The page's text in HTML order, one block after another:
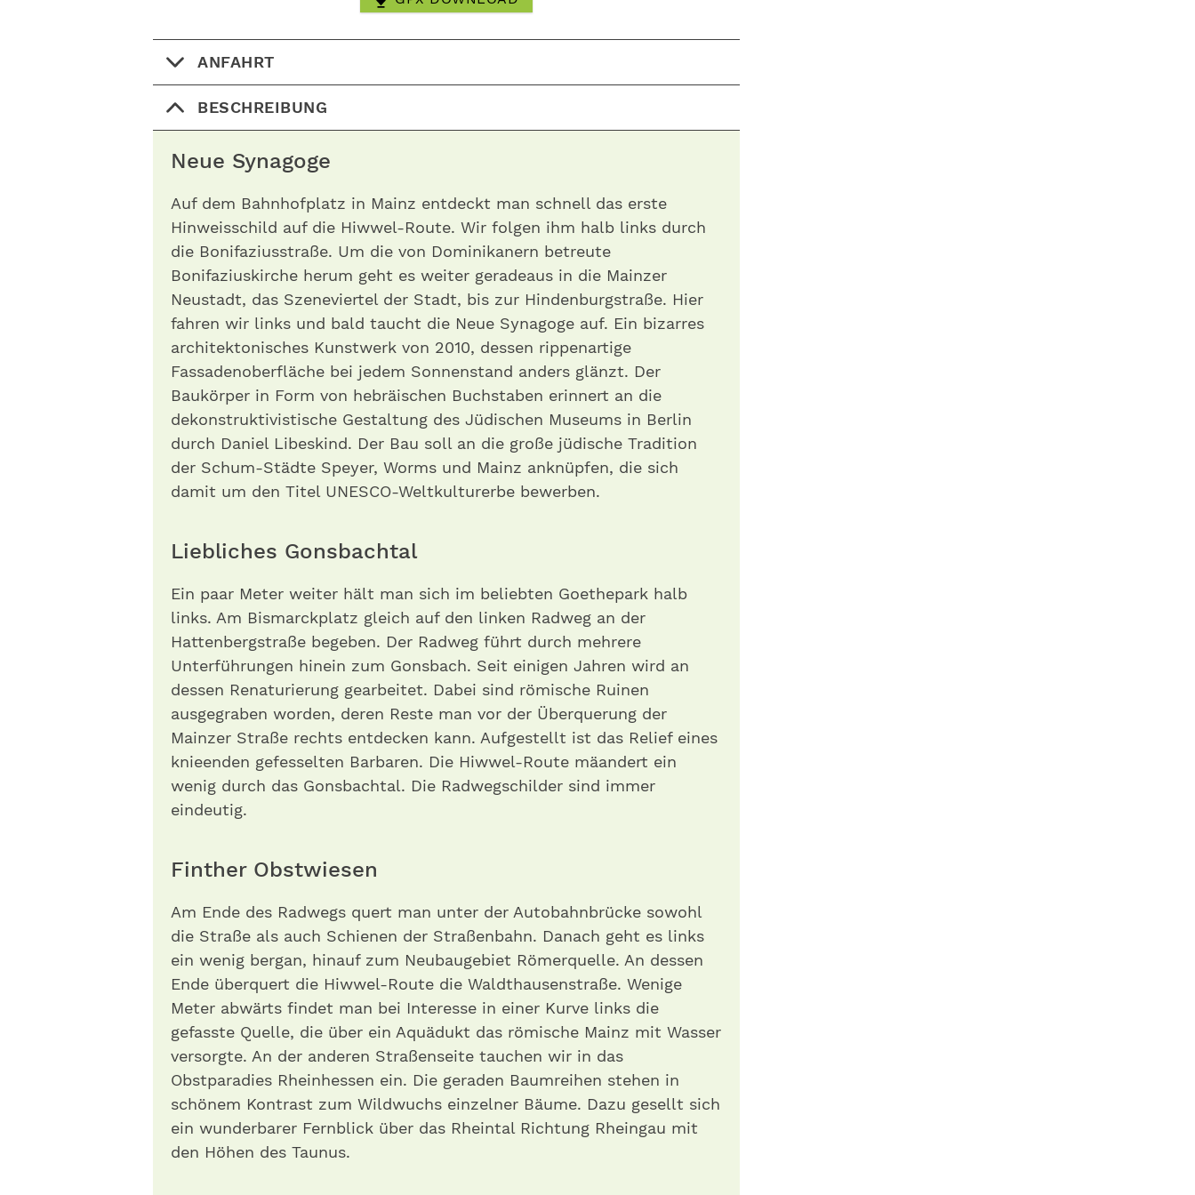
ANFAHRT
BESCHREIBUNG
Neue Synagoge
Auf dem Bahnhofplatz in Mainz entdeckt man schnell das erste
Hinweisschild auf die Hiwwel-Route. Wir folgen ihm halb links durch
die Bonifaziusstraße. Um die von Dominikanern betreute
Bonifaziuskirche herum geht es weiter geradeaus in die Mainzer
Neustadt, das Szeneviertel der Stadt, bis zur Hindenburgstraße. Hier
fahren wir links und bald taucht die Neue Synagoge auf. Ein bizarres
architektonisches Kunstwerk von 2010, dessen rippenartige
Fassadenoberfläche bei jedem Sonnenstand anders glänzt. Der
Baukörper in Form von hebräischen Buchstaben erinnert an die
dekonstruktivistische Gestaltung des Jüdischen Museums in Berlin
durch Daniel Libeskind. Der Bau soll an die große jüdische Tradition
der Schum-Städte Speyer, Worms und Mainz anknüpfen, die sich
damit um den Titel UNESCO-Weltkulturerbe bewerben.
Liebliches Gonsbachtal
Ein paar Meter weiter hält man sich im beliebten Goethepark halb
links. Am Bismarckplatz gleich auf den linken Radweg an der
Hattenbergstraße begeben. Der Radweg führt durch mehrere
Unterführungen hinein zum Gonsbach. Seit einigen Jahren wird an
dessen Renaturierung gearbeitet. Dabei sind römische Ruinen
ausgegraben worden, deren Reste man vor der Überquerung der
Mainzer Straße rechts entdecken kann. Aufgestellt ist das Relief eines
knieenden gefesselten Barbaren. Die Hiwwel-Route mäandert ein
wenig durch das Gonsbachtal. Die Radwegschilder sind immer
eindeutig.
Finther Obstwiesen
Am Ende des Radwegs quert man unter der Autobahnbrücke sowohl
die Straße als auch Schienen der Straßenbahn. Danach geht es links
ein wenig bergan, hinauf zum Neubaugebiet Römerquelle. An dessen
Ende überquert die Hiwwel-Route die Waldthausenstraße. Wenige
Meter abwärts findet man bei Interesse in einer Kurve links die
gefasste Quelle, die über ein Aquädukt das römische Mainz mit Wasser
versorgte. An der anderen Straßenseite tauchen wir in das
Obstparadies Rheinhessen ein. Die geraden Baumreihen stehen in
schönem Kontrast zum Wildwuchs einzelner Bäume. Dazu gesellt sich
ein wunderbarer Fernblick über das Rheintal Richtung Rheingau mit
den Höhen des Taunus.